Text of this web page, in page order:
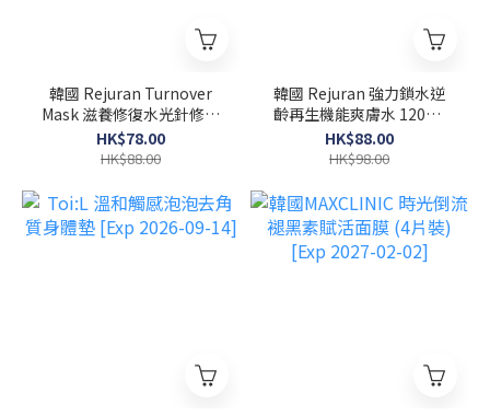
韓國 Rejuran Turnover
Mask 滋養修復水光針修復
面膜 40ml x 5塊
HK$78.00
HK$88.00
韓國 Rejuran 強力鎖水逆
齡再生機能爽膚水 120ml
[Exp 2027-02-08]
HK$88.00
HK$98.00